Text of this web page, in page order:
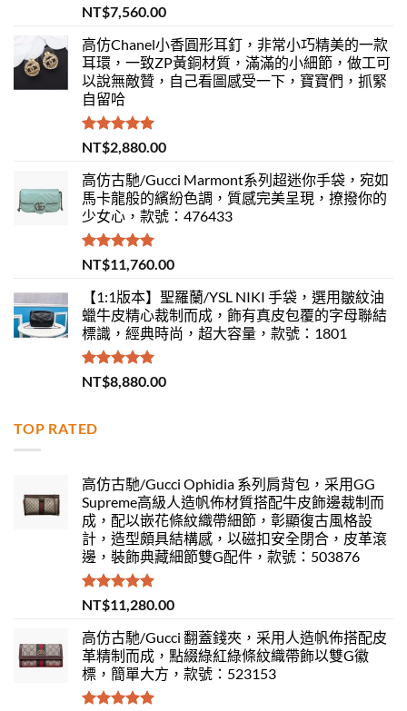
評分 5.00
滿分 5
NT$7,560.00
高仿Chanel小香圓形耳釘，非常小巧精美的一款
耳環，一致ZP黃銅材質，滿滿的小細節，做工可
以說無敵贊，自己看圖感受一下，寶寶們，抓緊
自留哈
評分 5.00
滿分 5
NT$2,880.00
高仿古馳/Gucci Marmont系列超迷你手袋，宛如
馬卡龍般的繽紛色調，質感完美呈現，撩撥你的
少女心，款號：476433
評分5.00
滿分 5
NT$11,760.00
【1:1版本】聖羅蘭/YSL NIKI 手袋，選用皺紋油
蠟牛皮精心裁制而成，飾有真皮包覆的字母聯結
標識，經典時尚，超大容量，款號：1801
評分 5.00
滿分 5
NT$8,880.00
TOP RATED
高仿古馳/Gucci Ophidia 系列肩背包，采用GG
Supreme高級人造帆佈材質搭配牛皮飾邊裁制而
成，配以嵌花條紋織帶細節，彰顯復古風格設
計，造型頗具結構感，以磁扣安全閉合，皮革滾
邊，裝飾典藏細節雙G配件，款號：503876
評分5.00
滿分 5
NT$11,280.00
高仿古馳/Gucci 翻蓋錢夾，采用人造帆佈搭配皮
革精制而成，點綴綠紅綠條紋織帶飾以雙G徽
標，簡單大方，款號：523153